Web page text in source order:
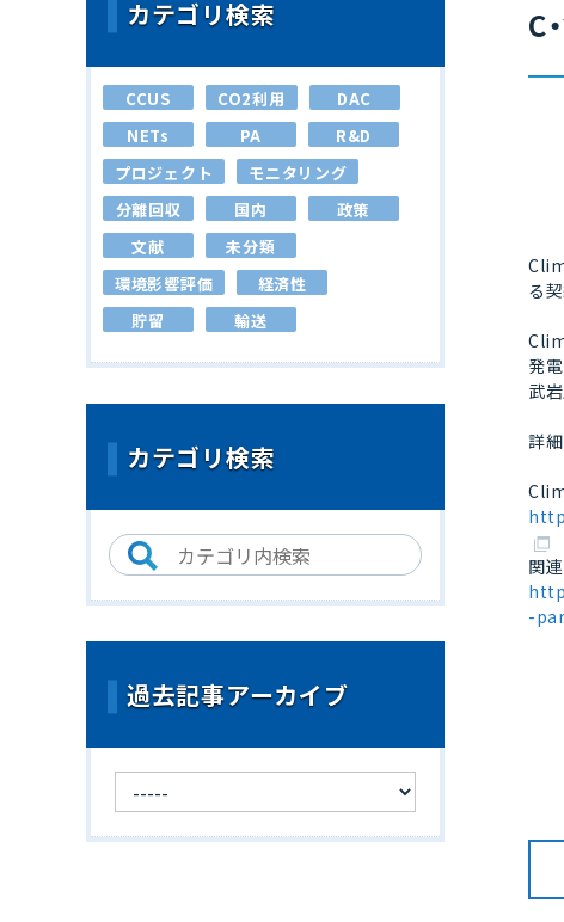
C
る
発
武
詳
関
-
カテゴリ検索
CCUS CO2利用
DAC
NETs
PA
R&D
プロジェクト
モニタリング
分離回収
国内
政策
文献
未分類
環境影響評価
経済性
貯留
輸送
カテゴリ検索
過去記事アーカイブ